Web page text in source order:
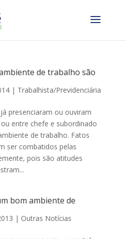
de trabalho são
| Trabalhista/Previdenciária
presenciaram ou ouviram
entre chefe e subordinado
de trabalho. Fatos
ser combatidos pelas
pois são atitudes
bom ambiente de
| Outras Notícias